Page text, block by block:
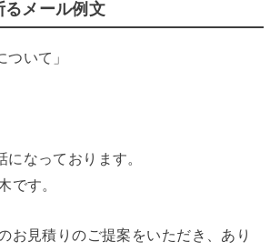
るメール例文
ついて」
なっております。
です。
お見積りのご提案をいただき、あり